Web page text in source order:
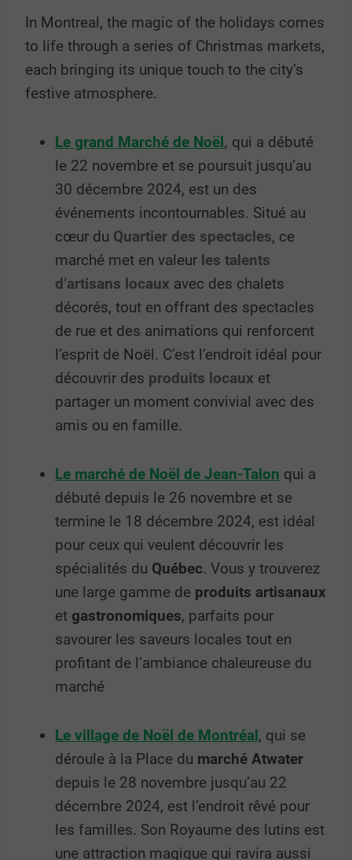
In Montreal, the magic of the holidays comes
to life through a series of Christmas markets,
each bringing its unique touch to the city’s
festive atmosphere.
Le grand Marché de Noël, qui a débuté
le 22 novembre et se poursuit jusqu’au
30 décembre 2024, est un des
événements incontournables. Situé au
cœur du Quartier des spectacles, ce
marché met en valeur les talents
d’artisans locaux avec des chalets
décorés, tout en offrant des spectacles
de rue et des animations qui renforcent
l’esprit de Noël. C’est l’endroit idéal pour
découvrir des produits locaux et
partager un moment convivial avec des
amis ou en famille.
Le marché de Noël de Jean-Talon qui a
débuté depuis le 26 novembre et se
termine le 18 décembre 2024, est idéal
pour ceux qui veulent découvrir les
spécialités du Québec. Vous y trouverez
une large gamme de produits artisanaux
et gastronomiques, parfaits pour
savourer les saveurs locales tout en
profitant de l’ambiance chaleureuse du
marché
Le village de Noël de Montréal, qui se
déroule à la Place du marché Atwater
depuis le 28 novembre jusqu’au 22
décembre 2024, est l’endroit rêvé pour
les familles. Son Royaume des lutins est
une attraction magique qui ravira aussi